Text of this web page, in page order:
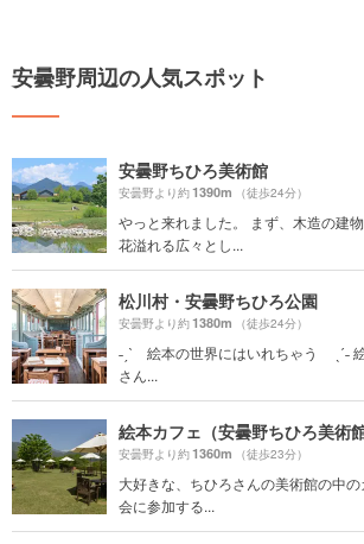
安曇野周辺の人気スポット
安曇野ちひろ美術館
安曇野より約1390m （徒歩24分）
やっと来れました。 まず、木造の建
花溢れる広々とし...
松川村・安曇野ちひろ公園
安曇野より約1380m （徒歩24分）
˗ˏˋ 絵本の世界にはいれちゃう ˎˊ˗
さん...
絵本カフェ（安曇野ちひろ美術館
安曇野より約1360m （徒歩23分）
大好きな、ちひろさんの美術館の中
会に参加する...